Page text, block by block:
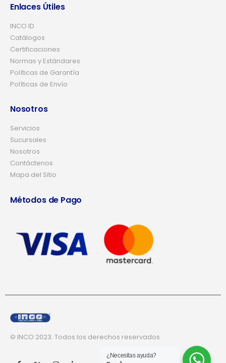
Enlaces Útiles
INCO ID
Catálogos
Certificaciones
Normas y Estándares
Políticas de Garantía
Políticas de Envío
Nosotros
Servicios
Sucursales
Nosotros
Contáctenos
Mapa del Sitio
Métodos de Pago
© INCO 2023. Todos los derechos reservados
¿Necesitas ayuda?